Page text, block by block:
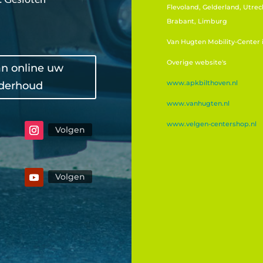
online uw
Volgen
Volgen
Flevoland, Gelderland,
Brabant, Limburg
Van Hugten Mobility-
Overige website's
www.apkbilthoven.nl
www.vanhugten.nl
www.velgen-centershop.nl